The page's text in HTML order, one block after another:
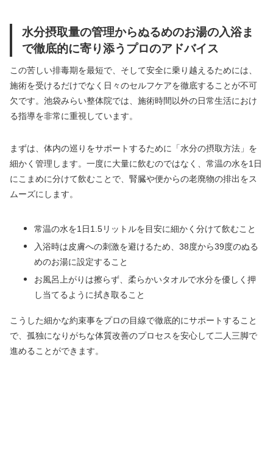
水分摂取量の管理からぬるめのお湯の入浴ま
で徹底的に寄り添うプロのアドバイス
この苦しい排毒期を最短で、そして安全に乗り越えるためには、
施術を受けるだけでなく日々のセルフケアを徹底することが不可
欠です。池袋みらい整体院では、施術時間以外の日常生活におけ
る指導を非常に重視しています。
まずは、体内の巡りをサポートするために「水分の摂取方法」を
細かく管理します。一度に大量に飲むのではなく、常温の水を1日
にこまめに分けて飲むことで、腎臓や便からの老廃物の排出をス
ムーズにします。
常温の水を1日1.5リットルを目安に細かく分けて飲むこと
入浴時は皮膚への刺激を避けるため、38度から39度のぬる
めのお湯に設定すること
お風呂上がりは擦らず、柔らかいタオルで水分を優しく押
し当てるように拭き取ること
こうした細かな約束事をプロの目線で徹底的にサポートすること
で、孤独になりがちな体質改善のプロセスを安心して二人三脚で
進めることができます。